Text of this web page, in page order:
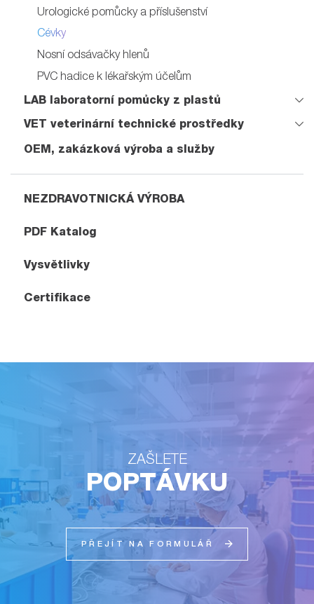
Urologické pomůcky a příslušenství
Cévky
Nosní odsávačky hlenů
PVC hadice k lékařským účelům
LAB laboratorní pomůcky z plastů
VET veterinární technické prostředky
OEM, zakázková výroba a služby
NEZDRAVOTNICKÁ VÝROBA
PDF Katalog
Vysvětlivky
Certifikace
ZAŠLETE
POPTÁVKU
PŘEJÍT NA FORMULÁŘ